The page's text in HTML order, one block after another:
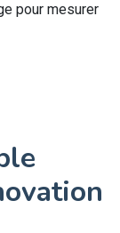
pour mesurer